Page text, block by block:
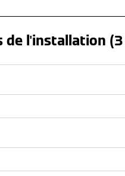
de l'installation